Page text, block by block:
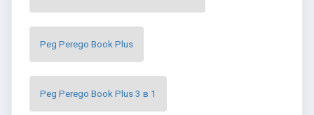
Peg Perego Book Plus
Peg Perego Book Plus 3 в 1